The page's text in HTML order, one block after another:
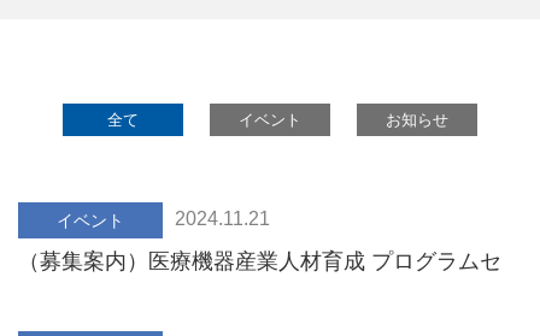
全て イベント お知らせ
イベント 2024.11.21
（募集案内）医療機器産業人材育成 プログラムセ